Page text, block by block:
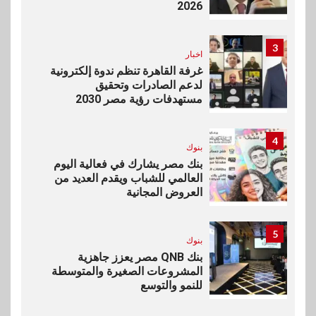
2026
3
اخبار
غرفة القاهرة تنظم ندوة إلكترونية
لدعم الصادرات وتحقيق
مستهدفات رؤية مصر 2030
4
بنوك
بنك مصر يشارك في فعالية اليوم
العالمي للشباب ويقدم العديد من
العروض المجانية
5
بنوك
بنك QNB مصر يعزز جاهزية
المشروعات الصغيرة والمتوسطة
للنمو والتوسع